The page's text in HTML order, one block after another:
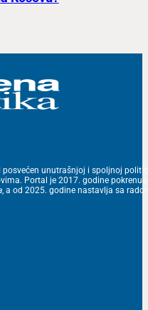
posvećen unutrašnjoj i spoljnoj
Portal je 2017. godine
, a od 2025. godine nastavlja sa